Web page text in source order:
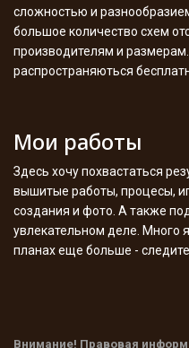
сложностью и
большое количество схем
производителям и
распространяються
Мои работы
Здесь хочу похвастаться
вышитые работы, процесы,
создания и фото. А также
увлекательном деле. Много
планах еще больше - следите
Внимание! Правовая